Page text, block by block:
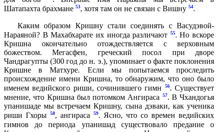
Шатапахта брахмане 53, хотя там он не связан с Вишну 54.
Каким образом Кришну стали соединять с Васудэвой-
Нараяной? В Махабхарате их иногда различают 55. Но вскоре
Кришна окончательно отождествляется с верховным
божеством. Мегасфен, греческий посол при дворе
Чандрагупты (300 год до н. э.), упоминает о факте поклонения
Кришне в Матхуре. Если мы попытаемся проследить
происхождение имени Кришна, то обнаружим, что оно было
именем ведийского риши, сочинившего гимн
56. Существует
мнение, что Кришна был потомком Ангираса 57. В Чхандогья
упанишаде мы встречаем Кришну, сына дэваки, как ученика
риши Гхоры
58, ангираса 59. Ясно, что со времен ведийских
гимнов до периода упанишад существовало предание о